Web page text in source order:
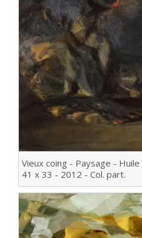
Vieux coing - Paysage -
41 x 33 - 2012 - Col. part.